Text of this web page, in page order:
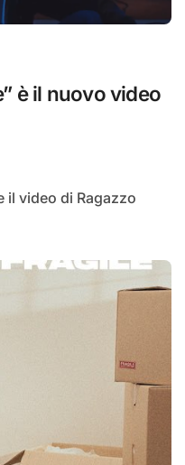
è il nuovo video